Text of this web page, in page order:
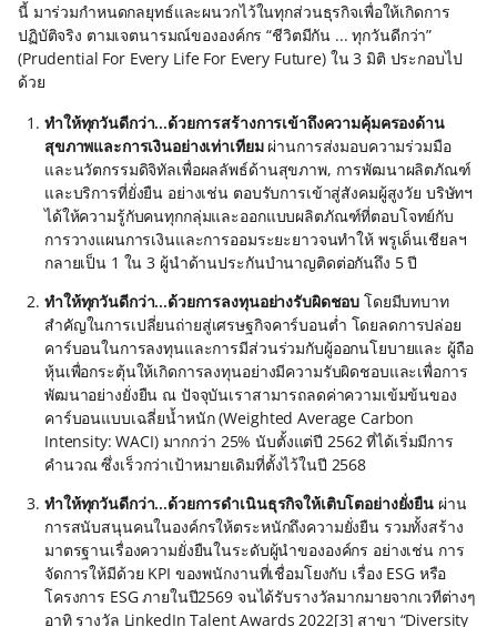
นี้ มาร่วมกำหนดกลยุทธ์และผนวกไว้ในทุกส่วนธุรกิจเพื่อให้เกิดการ
ปฏิบัติจริง ตามเจตนารมณ์ขององค์กร “ชีวิตมีกัน ... ทุกวันดีกว่า”
(Prudential For Every Life For Every Future) ใน 3 มิติ ประกอบไป
ด้วย
ทำให้ทุกวันดีกว่า...ด้วยการสร้างการเข้าถึงความคุ้มครองด้าน
สุขภาพและการเงินอย่างเท่าเทียมผ่านการส่งมอบความร่วมมือ
และนวัตกรรมดิจิทัลเพื่อผลลัพธ์ด้านสุขภาพ, การพัฒนาผลิตภัณฑ์
และบริการที่ยั่งยืน อย่างเช่น ตอบรับการเข้าสู่สังคมผู้สูงวัย บริษัทฯ
ได้ให้ความรู้กับคนทุกกลุ่มและออกแบบผลิตภัณฑ์ที่ตอบโจทย์กับ
การวางแผนการเงินและการออมระยะยาวจนทำให้ พรูเด็นเชียลฯ
กลายเป็น 1 ใน 3 ผู้นำด้านประกันบำนาญติดต่อกันถึง 5 ปี
ทำให้ทุกวันดีกว่า...ด้วยการลงทุนอย่างรับผิดชอบ โดยมีบทบาท
สำคัญในการเปลี่ยนถ่ายสู่เศรษฐกิจคาร์บอนต่ำ โดยลดการปล่อย
คาร์บอนในการลงทุนและการมีส่วนร่วมกับผู้ออกนโยบายและ ผู้ถือ
หุ้นเพื่อกระตุ้นให้เกิดการลงทุนอย่างมีความรับผิดชอบและเพื่อการ
พัฒนาอย่างยั่งยืน ณ ปัจจุบันเราสามารถลดค่าความเข้มข้นของ
คาร์บอนแบบเฉลี่ยน้ำหนัก (Weighted Average Carbon
Intensity: WACI) มากกว่า 25% นับตั้งแต่ปี 2562 ที่ได้เริ่มมีการ
คำนวณ ซึ่งเร็วกว่าเป้าหมายเดิมที่ตั้งไว้ในปี 2568
ทำให้ทุกวันดีกว่า...ด้วยการดำเนินธุรกิจให้เติบโตอย่างยั่งยืนผ่าน
การสนับสนุนคนในองค์กรให้ตระหนักถึงความยั่งยืน รวมทั้งสร้าง
มาตรฐานเรื่องความยั่งยืนในระดับผู้นำขององค์กร อย่างเช่น การ
จัดการให้มีด้วย KPI ของพนักงานที่เชื่อมโยงกับ เรื่อง ESG หรือ
โครงการ ESG ภายในปี2569 จนได้รับรางวัลมากมายจากเวทีต่างๆ
อาทิ รางวัล LinkedIn Talent Awards 2022[3] สาขา “Diversity